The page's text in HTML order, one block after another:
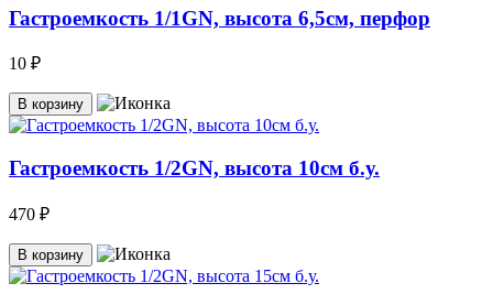
Гастроемкость 1/1GN, высота 6,5см, перфор
10 ₽
В корзину
Гастроемкость 1/2GN, высота 10см б.у.
470 ₽
В корзину